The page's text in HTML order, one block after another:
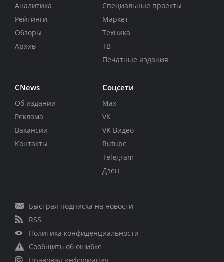
Аналитика
Рейтинги
Обзоры
Архив
Специальные проекты
Маркет
Техника
ТВ
Печатные издания
CNews
Об издании
Реклама
Вакансии
Контакты
Соцсети
Max
VK
VK Видео
Rutube
Telegram
Дзен
Быстрая подписка на новости
RSS
Политика конфиденциальности
Сообщить об ошибке